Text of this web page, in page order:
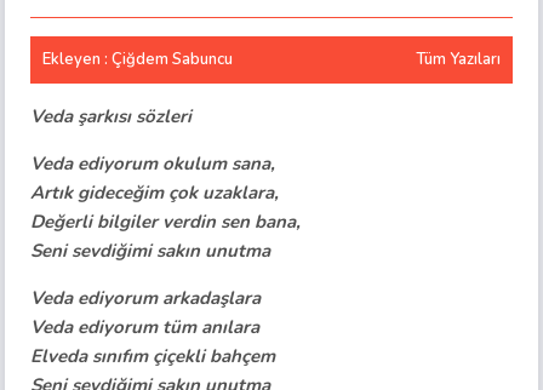
Ekleyen : Çiğdem Sabuncu Tüm Yazıları
Veda şarkısı sözleri
Veda ediyorum okulum sana,
Artık gideceğim çok uzaklara,
Değerli bilgiler verdin sen bana,
Seni sevdiğimi sakın unutma
Veda ediyorum arkadaşlara
Veda ediyorum tüm anılara
Elveda sınıfım çiçekli bahçem
Seni sevdiğimi sakın unutma